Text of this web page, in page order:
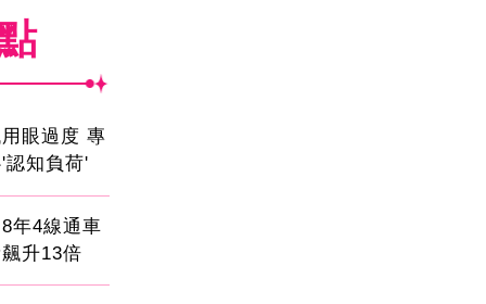
眼過度 專
認知負荷'
年4線通車
升13倍